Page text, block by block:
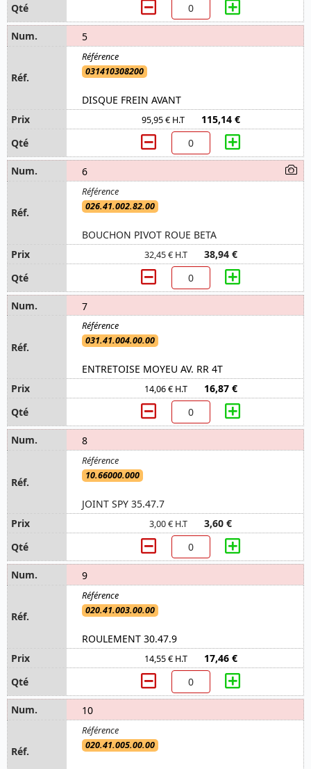
5
031410308200
DISQUE FREIN AVANT
95,95 € H.T 115,14 €
6
026.41.002.82.00
BOUCHON PIVOT ROUE BETA
32,45 € H.T 38,94 €
7
031.41.004.00.00
ENTRETOISE MOYEU AV. RR 4T
14,06 € H.T 16,87 €
8
10.66000.000
JOINT SPY 35.47.7
3,00 € H.T 3,60 €
9
020.41.003.00.00
ROULEMENT 30.47.9
14,55 € H.T 17,46 €
10
020.41.005.00.00